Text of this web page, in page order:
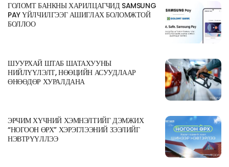
ГОЛОМТ БАНКНЫ ХАРИЛЦАГЧИД SAMSUNG
PAY ҮЙЛЧИЛГЭЭГ АШИГЛАХ БОЛОМЖТОЙ
БОЛЛОО
ШУУРХАЙ ШТАБ ШАТАХУУНЫ
НИЙЛҮҮЛЭЛТ, НӨӨЦИЙН АСУУДЛААР
ӨНӨӨДӨР ХУРАЛДАНА
ЭРЧИМ ХҮЧНИЙ ХЭМНЭЛТИЙГ ДЭМЖИХ
“НОГООН ӨРХ” ХЭРЭГЛЭЭНИЙ ЗЭЭЛИЙГ
НЭВТРҮҮЛЛЭЭ